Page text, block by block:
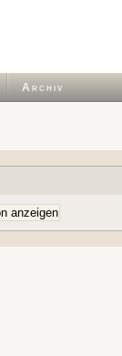
Archiv